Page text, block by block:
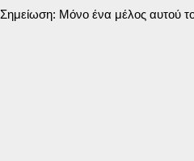
Σημείωση: Μόνο ένα μέλος αυτού